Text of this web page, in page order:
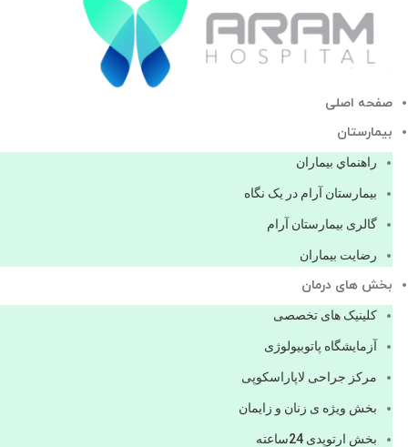
صفحه اصلی
بيمارستان
راهنماي بیماران
بیمارستان آرام در یک نگاه
گالری بیمارستان آرام
رضایت بیماران
بخش های درمان
کلینیک های تخصصی
آزمایشگاه پاتوبیولوژی
مرکز جراحی لاپاراسکوپی
بخش ویژه ی زنان و زایمان
بخش ارتوپدی 24ساعته